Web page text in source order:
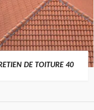
DE TOITURE 40